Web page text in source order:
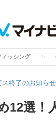
ィッシング
ス終了のお知らせ
12選！